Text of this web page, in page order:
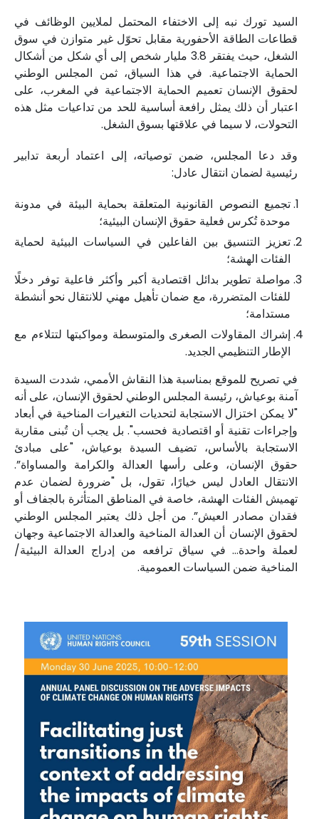
السيد تورك نبه إلى الاختفاء المحتمل لملايين الوظائف في
قطاعات الطاقة الأحفورية مقابل تحوّل غير متوازن في سوق
الشغل، حيث يفتقر 3.8 مليار شخص إلى أي شكل من أشكال
الحماية الاجتماعية. في هذا السياق، ثمن المجلس الوطني
لحقوق الإنسان تعميم الحماية الاجتماعية في المغرب، على
اعتبار أن ذلك يمثل رافعة أساسية للحد من تداعيات مثل هذه
التحولات، لا سيما في علاقتها بسوق الشغل.
وقد دعا المجلس، ضمن توصياته، إلى اعتماد أربعة تدابير
رئيسية لضمان انتقال عادل:
تجميع النصوص القانونية المتعلقة بحماية البيئة في مدونة
موحدة تُكرس فعلية حقوق الإنسان البيئية؛
تعزيز التنسيق بين الفاعلين في السياسات البيئية لحماية
الفئات الهشة؛
مواصلة تطوير بدائل اقتصادية أكبر وأكثر فاعلية توفر دخلًا
للفئات المتضررة، مع ضمان تأهيل مهني للانتقال نحو أنشطة
مستدامة؛
إشراك المقاولات الصغرى والمتوسطة ومواكبتها لتتلاءم مع
الإطار التنظيمي الجديد.
في تصريح للموقع بمناسبة هذا النقاش الأممي، شددت السيدة
آمنة بوعياش، رئيسة المجلس الوطني لحقوق الإنسان، على أنه
"لا يمكن اختزال الاستجابة لتحديات التغيرات المناخية في أبعاد
وإجراءات تقنية أو اقتصادية فحسب". بل يجب أن تُبنى مقاربة
الاستجابة بالأساس، تضيف السيدة بوعياش، "على مبادئ
حقوق الإنسان، وعلى رأسها العدالة والكرامة والمساواة”.
الانتقال العادل ليس خيارًا، تقول، بل "ضرورة لضمان عدم
تهميش الفئات الهشة، خاصة في المناطق المتأثرة بالجفاف أو
فقدان مصادر العيش”. من أجل ذلك يعتبر المجلس الوطني
لحقوق الإنسان أن العدالة المناخية والعدالة الاجتماعية وجهان
لعملة واحدة… في سياق ترافعه من إدراج العدالة البيئية/
المناخية ضمن السياسات العمومية.